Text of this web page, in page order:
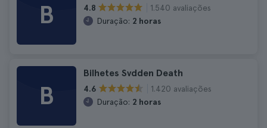
B 4.8
1.540 avaliações
Duração: 2 horas
B
Bilhetes Svdden Death
4.6
1.420 avaliações
Duração: 2 horas